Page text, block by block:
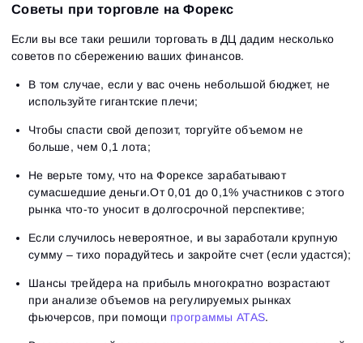
Советы при торговле на Форекс
Если вы все таки решили торговать в ДЦ дадим несколько
советов по сбережению ваших финансов.
В том случае, если у вас очень небольшой бюджет, не
используйте гигантские плечи;
Чтобы спасти свой депозит, торгуйте объемом не
больше, чем 0,1 лота;
Не верьте тому, что на Форексе зарабатывают
сумасшедшие деньги.От 0,01 до 0,1% участников с этого
рынка что-то уносит в долгосрочной перспективе;
Если случилось невероятное, и вы заработали крупную
сумму – тихо порадуйтесь и закройте счет (если удастся);
Шансы трейдера на прибыль многократно возрастают
при анализе объемов на регулируемых рынках
фьючерсов, при помощи программы ATAS.